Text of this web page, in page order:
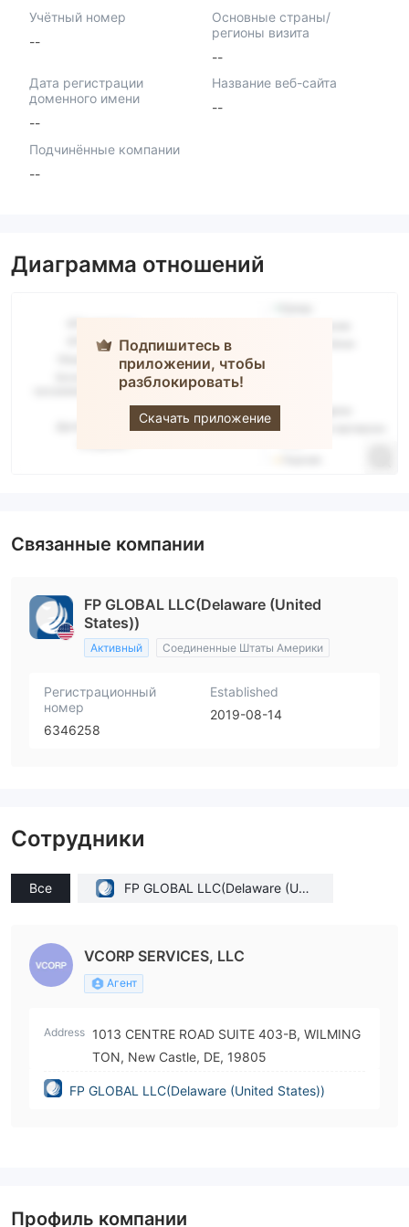
Учётный номер
--
Основные страны/
регионы визита
--
Дата регистрации
доменного имени
--
Название веб-сайта
--
Подчинённые компании
--
Диаграмма отношений
Подпишитесь в
приложении, чтобы
разблокировать!
Скачать приложение
FPG
Связанные компании
FP GLOBAL LLC(Delaware (United
States))
Активный Соединенные Штаты Америки
Регистрационный
номер
6346258
Established
2019-08-14
Сотрудники
Все
FP GLOBAL LLC(Delaware (Unit
VCORP SERVICES, LLC
Агент
Address 1013 CENTRE ROAD SUITE 403-B, WILMING
TON, New Castle, DE, 19805
FP GLOBAL LLC(Delaware (United States))
Профиль компании